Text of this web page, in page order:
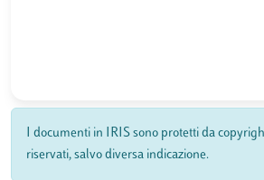
I documenti in IRIS sono protetti da
riservati, salvo diversa indicazione.